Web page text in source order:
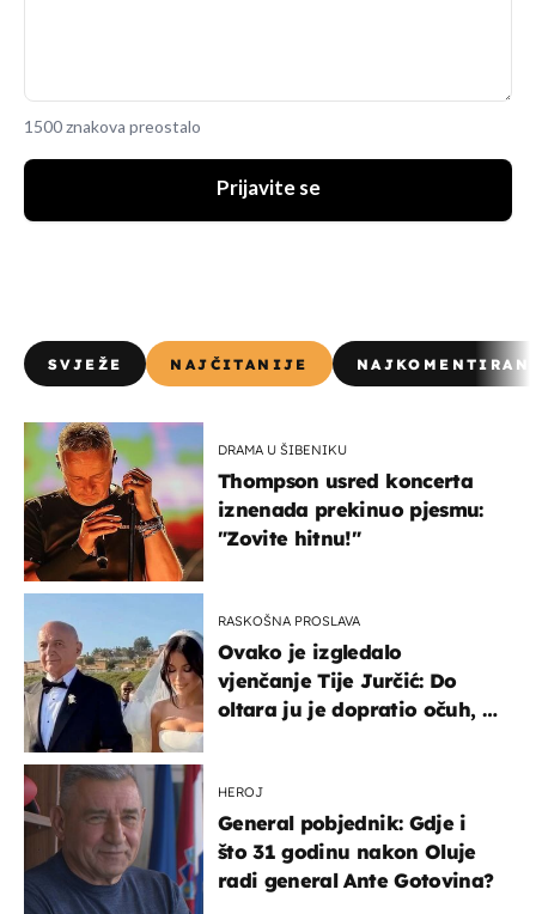
1500 znakova preostalo
Prijavite se
SVJEŽE NAJČITANIJE
DRAMA U ŠIBENIKU
Thompson usred koncerta
iznenada prekinuo pjesmu:
"Zovite hitnu!"
RASKOŠNA PROSLAVA
Ovako je izgledalo
vjenčanje Tije Jurčić: Do
oltara ju je dopratio očuh, a
HEROJ
General pobjednik: Gdje i
što 31 godinu nakon Oluje
radi general Ante Gotovina?